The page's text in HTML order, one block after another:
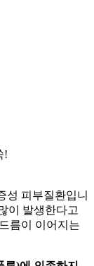
!
성 피부질환입니
이 발생한다고
름이 이어지는